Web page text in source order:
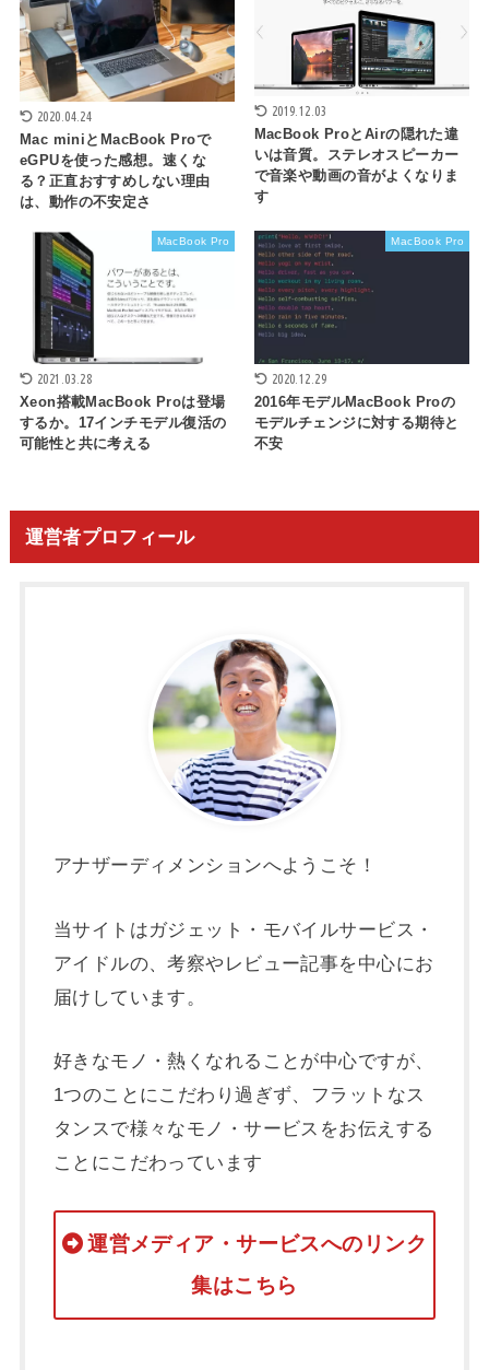
2020.04.24
Mac miniとMacBook Proで
eGPUを使った感想。速くな
る？正直おすすめしない理由
は、動作の不安定さ
2019.12.03
MacBook ProとAirの隠れた違
いは音質。ステレオスピーカー
で音楽や動画の音がよくなりま
す
MacBook Pro
2021.03.28
Xeon搭載MacBook Proは登場
するか。17インチモデル復活の
可能性と共に考える
MacBook Pro
2020.12.29
2016年モデルMacBook Proの
モデルチェンジに対する期待と
不安
運営者プロフィール
アナザーディメンションへようこそ！
当サイトはガジェット・モバイルサービス・
アイドルの、考察やレビュー記事を中心にお
届けしています。
好きなモノ・熱くなれることが中心ですが、
1つのことにこだわり過ぎず、フラットなス
タンスで様々なモノ・サービスをお伝えする
ことにこだわっています
運営メディア・サービスへのリンク
集はこちら